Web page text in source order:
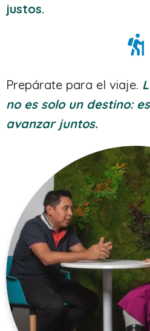
justos.
Prepárate para el viaje.
no es solo un destino:
avanzar juntos.